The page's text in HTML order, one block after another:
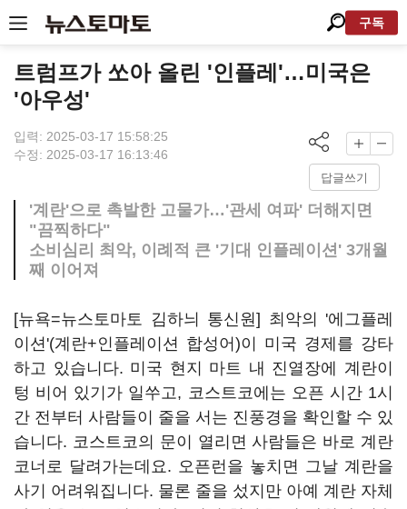
구독
트럼프가 쏘아 올린 '인플레'…미국은
'아우성'
입력: 2025-03-17 15:58:25
수정: 2025-03-17 16:13:46
답글쓰기
'계란'으로 촉발한 고물가…'관세 여파' 더해지면
"끔찍하다"
소비심리 최악, 이례적 큰 '기대 인플레이션' 3개월
째 이어져
[뉴욕=뉴스토마토 김하늬 통신원] 최악의 '에그플레
이션'(계란+인플레이션 합성어)이 미국 경제를 강타
하고 있습니다. 미국 현지 마트 내 진열장에 계란이
텅 비어 있기가 일쑤고, 코스트코에는 오픈 시간 1시
간 전부터 사람들이 줄을 서는 진풍경을 확인할 수 있
습니다. 코스트코의 문이 열리면 사람들은 바로 계란
코너로 달려가는데요. 오픈런을 놓치면 그날 계란을
사기 어려워집니다. 물론 줄을 섰지만 아예 계란 자체